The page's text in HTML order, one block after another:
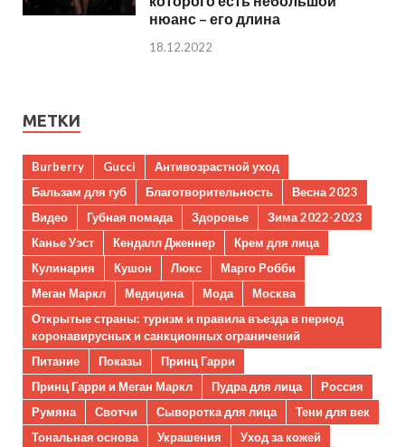
нюанс – его длина
18.12.2022
МЕТКИ
Burberry Gucci
Антивозрастной уход
Бальзам для губ
Благотворительность
Весна 2023
Видео
Губная помада Здоровье
Зима 2022-2023
Канье Уэст
Кендалл Дженнер
Крем для лица
Кулинария
Кушон Люкс
Марго Робби
Меган Маркл
Медицина Мода
Москва
Открытые страны: туризм и правила въезда в период
коронавирусных и санкционных ограничений
Питание
Показы
Принц Гарри
Принц Гарри и Меган Маркл
Пудра для лица
Россия
Румяна
Свотчи Сыворотка для лица
Тени для век
Тональная основа
Украшения
Уход за кожей